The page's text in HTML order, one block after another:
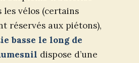
les vélos (certains
réservés aux piétons),
basse le long de
dispose d’une